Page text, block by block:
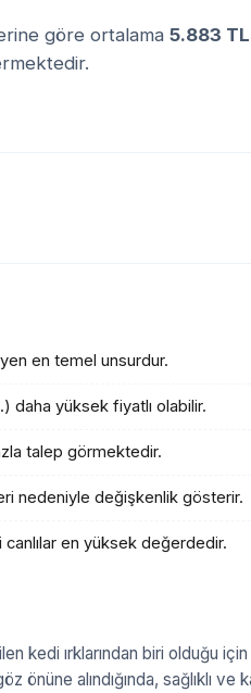
göre ortalama 5.883 TL
en temel unsurdur.
daha yüksek fiyatlı olabilir.
talep görmektedir.
nedeniyle değişkenlik gösterir.
en yüksek değerdedir.
kedi ırklarından biri olduğu için
alındığında, sağlıklı ve